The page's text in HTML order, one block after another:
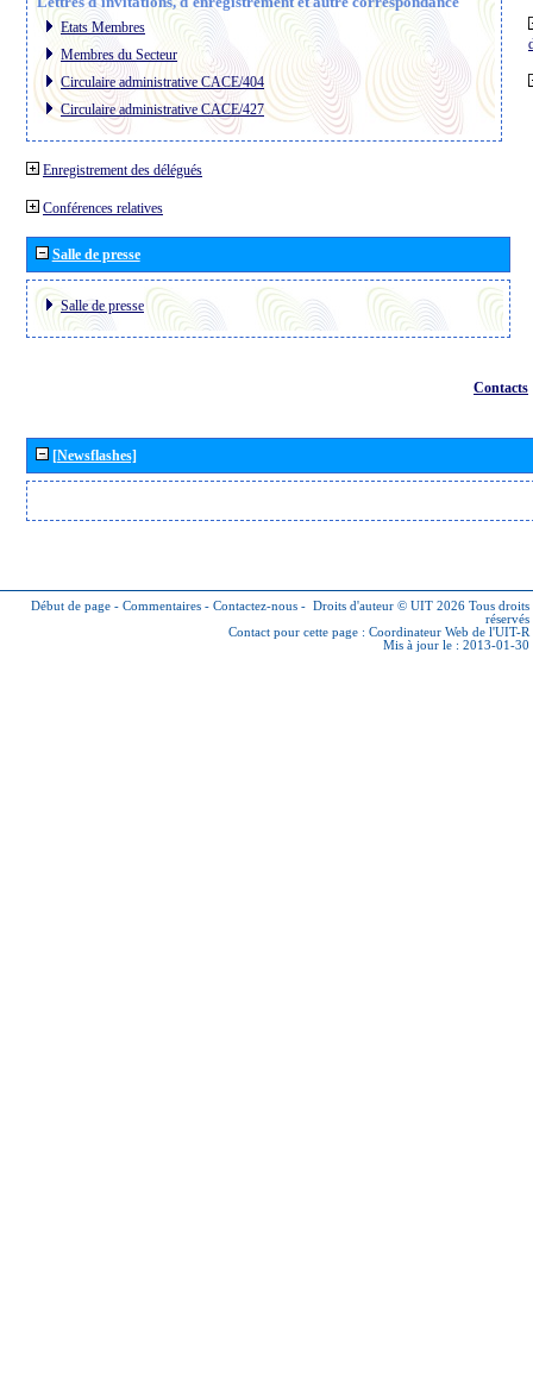
Etats Membres
Membres du Secteur
Circulaire administrative CACE/404
Circulaire administrative CACE/427
Enregistrement des délégués
Conférences relatives
Salle de presse
Salle de presse
Contacts
[Newsflashes]
Début de page - Commentaires - Contactez-nous - Droits d'auteur © UIT 2026 Tous droits
réservés
Contact pour cette page : Coordinateur Web de l'UIT-R
Mis à jour le : 2013-01-30